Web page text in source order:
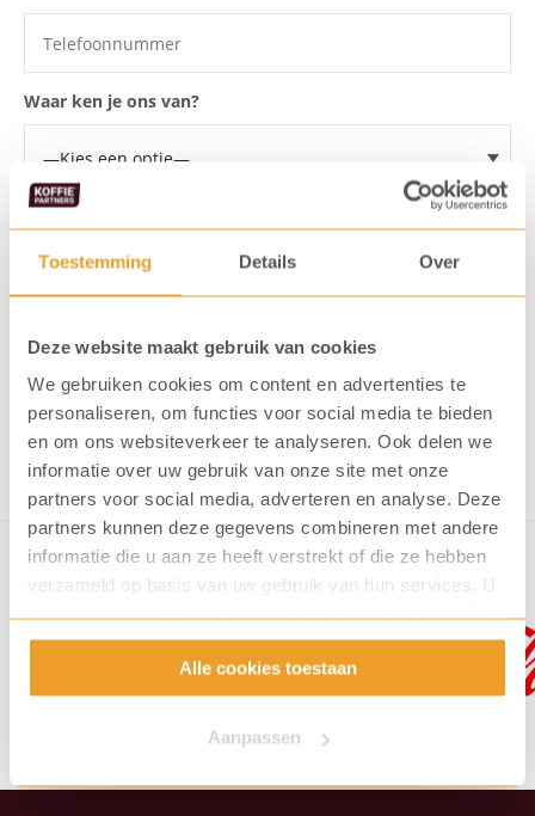
Toestemming Details Over
Deze website maakt gebruik van cookies
We gebruiken cookies om content en advertenties te
personaliseren, om functies voor social media te bieden
en om ons websiteverkeer te analyseren. Ook delen we
informatie over uw gebruik van onze site met onze
partners voor social media, adverteren en analyse. Deze
partners kunnen deze gegevens combineren met andere
informatie die u aan ze heeft verstrekt of die ze hebben
verzameld op basis van uw gebruik van hun services. U
gaat akkoord met onze cookies als u onze website blijft
gebruiken.
Alle cookies toestaan
Aanpassen
Waar ken je ons van?
Voor welke koffiemachine wil je een proefplaatsing?
Ik ga akkoord dat mijn gegevensopgeslagen worden
Ik meld me aan voor de KoffiePartners nieuwsbrief
Verstuur formulier